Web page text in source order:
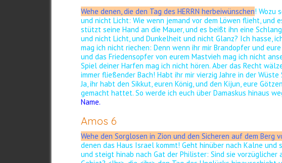
Wehe denen, die den Tag des HERRN herbeiwünschen! Wozu
und nicht Licht: Wie wenn jemand vor dem Löwen flieht, und
stützt seine Hand an die Mauer, und es beißt ihn eine
und nicht Licht, und Dunkelheit und nicht Glanz? Ich hasse,
mag ich nicht riechen: Denn wenn ihr mir Brandopfer und
und das Friedensopfer von eurem Mastvieh mag ich nicht
Spiel deiner Harfen mag ich nicht hören. Aber das Recht
immer fließender Bach! Habt ihr mir vierzig Jahre in der
Ja, ihr habt den Sikkut, euren König, und den Kijun, eure
gemacht hattet. So werde ich euch über Damaskus hinaus
Name.
Amos 6
Wehe den Sorglosen in Zion und den Sicheren auf dem Berg
denen das Haus Israel kommt! Geht hinüber nach Kalne
und steigt hinab nach Gat der Philister: Sind sie